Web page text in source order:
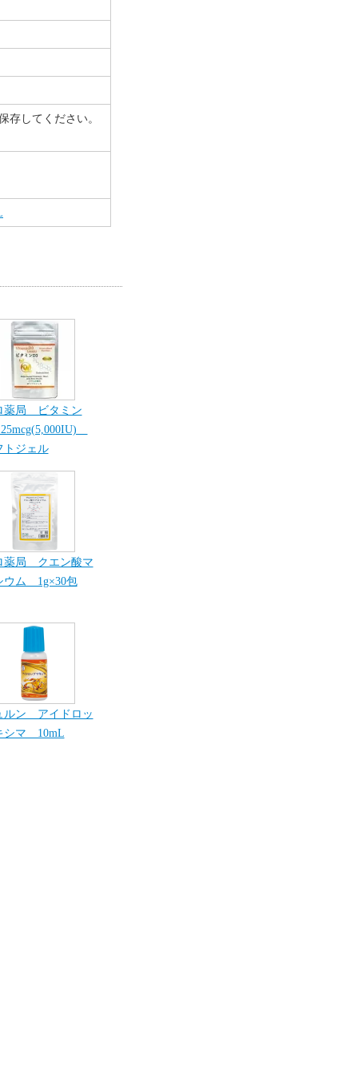
存してください。
薬局 ビタミン
トジェル
薬局 クエン酸マ
ウム 1g×30包
ルン アイドロッ
シマ 10mL